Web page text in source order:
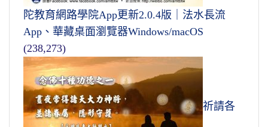
陀教育網路學院App更新2.0.4版｜法水長流
App、華藏桌面瀏覽器Windows/macOS
(238,273)
祈請各